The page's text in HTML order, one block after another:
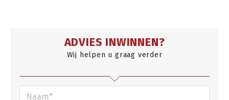
ADVIES INWINNEN?
Wij helpen u graag verder